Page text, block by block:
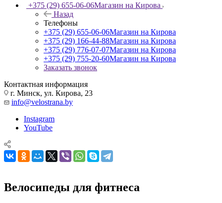
+375 (29) 655-06-06Магазин на Кирова
Назад
Телефоны
+375 (29) 655-06-06Магазин на Кирова
+375 (29) 166-44-88Магазин на Кирова
+375 (29) 776-07-07Магазин на Кирова
+375 (29) 755-20-60Магазин на Кирова
Заказать звонок
Контактная информация
г. Минск, ул. Кирова, 23
info@velostrana.by
Instagram
YouTube
Велосипеды для фитнеса